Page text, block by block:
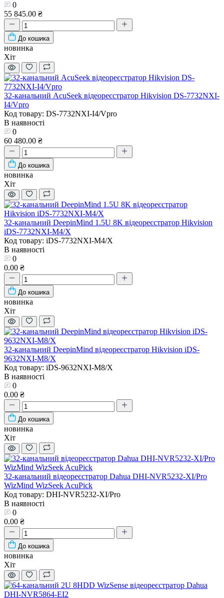
0
55 845.00 ₴
До кошика
новинка
Хіт
32-канальний AcuSeek відеореєстратор Hikvision DS-7732NXI-
I4/Vpro
Код товару: DS-7732NXI-I4/Vpro
В наявності
0
60 480.00 ₴
До кошика
новинка
Хіт
32-канальний DeepinMind 1.5U 8K відеореєстратор Hikvision
iDS-7732NXI-M4/X
Код товару: iDS-7732NXI-M4/X
В наявності
0
0.00 ₴
До кошика
новинка
Хіт
32-канальний DeepinMind відеореєстратор Hikvision iDS-
9632NXI-M8/X
Код товару: iDS-9632NXI-M8/X
В наявності
0
0.00 ₴
До кошика
новинка
Хіт
32-канальний відеореєстратор Dahua DHI-NVR5232-XI/Pro
WizMind WizSeek AcuPick
Код товару: DHI-NVR5232-XI/Pro
В наявності
0
0.00 ₴
До кошика
новинка
Хіт